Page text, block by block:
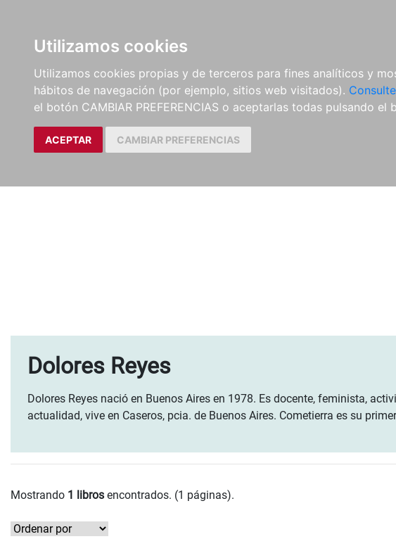
Utilizamos cookies
Utilizamos cookies propias y de terceros para fines analíticos y
hábitos de navegación (por ejemplo, sitios web visitados).
el botón CAMBIAR PREFERENCIAS o aceptarlas todas pulsando el
ACEPTAR CAMBIAR PREFERENCIAS
Dolores Reyes
Dolores Reyes nació en Buenos Aires en 1978. Es docente, feminista,
actualidad, vive en Caseros, pcia. de Buenos Aires. Cometierra es su
Mostrando 1 libros encontrados. (1 páginas).